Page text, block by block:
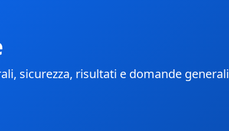
sicurezza, risultati e domande generali